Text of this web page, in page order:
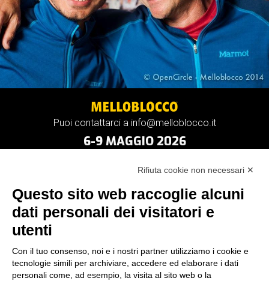
Puoi contattarci a info@melloblocco.it
6-9 MAGGIO 2026
Rifiuta cookie non necessari ✕
Questo sito web raccoglie alcuni
dati personali dei visitatori e
utenti
Con il tuo consenso, noi e i nostri partner utilizziamo i cookie e
tecnologie simili per archiviare, accedere ed elaborare i dati
personali come, ad esempio, la visita al sito web o la